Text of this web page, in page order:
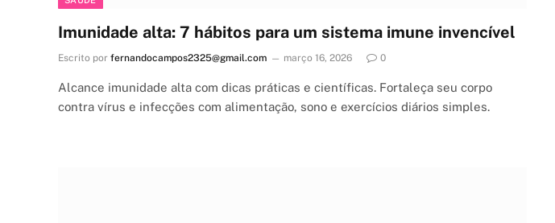
Imunidade alta: 7 hábitos para um sistema imune invencível
Escrito por fernandocampos2325@gmail.com março 16, 2026 0
Alcance imunidade alta com dicas práticas e científicas. Fortaleça seu corpo
contra vírus e infecções com alimentação, sono e exercícios diários simples.